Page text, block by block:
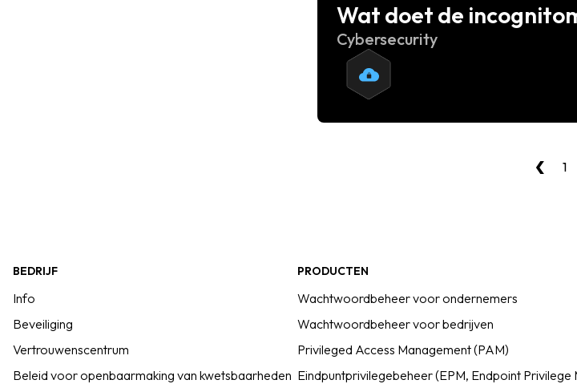
Wat doet de
Cybersecurity
‹ 1
BEDRIJF
Info
Beveiliging
Vertrouwenscentrum
Beleid voor openbaarmaking van kwetsbaarheden
PRODUCTEN
Wachtwoordbeheer voor ondernemers
Wachtwoordbeheer voor bedrijven
Privileged Access Management (PAM)
Eindpuntprivilegebeheer (EPM, Endpoint Privilege